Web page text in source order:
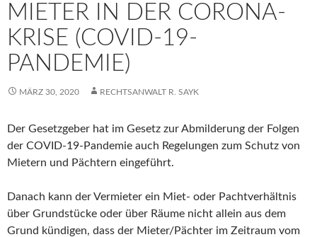
MIETER IN DER CORONA-
KRISE (COVID-19-
PANDEMIE)
MÄRZ 30, 2020 RECHTSANWALT R. SAYK
Der Gesetzgeber hat im Gesetz zur Abmilderung der Folgen
der COVID-19-Pandemie auch Regelungen zum Schutz von
Mietern und Pächtern eingeführt.
Danach kann der Vermieter ein Miet- oder Pachtverhältnis
über Grundstücke oder über Räume nicht allein aus dem
Grund kündigen, dass der Mieter/Pächter im Zeitraum vom